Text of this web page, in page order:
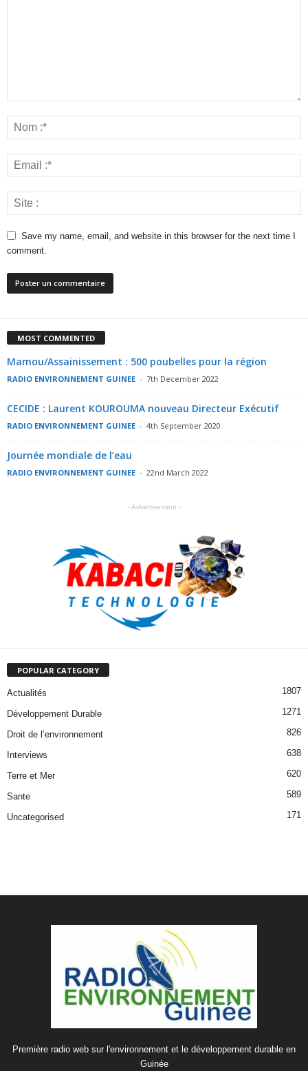
Save my name, email, and website in this browser for the next time I
comment.
MOST COMMENTED
Mamou/Assainissement : 500 poubelles pour la région
RADIO ENVIRONNEMENT GUINEE - 7th December 2022
CECIDE : Laurent KOUROUMA nouveau Directeur Exécutif
RADIO ENVIRONNEMENT GUINEE - 4th September 2020
Journée mondiale de l’eau
RADIO ENVIRONNEMENT GUINEE - 22nd March 2022
- Advertisement -
POPULAR CATEGORY
Actualités 1807
Développement Durable 1271
Droit de l’environnement 826
Interviews 638
Terre et Mer 620
Sante 589
Uncategorised 171
Première radio web sur l'environnement et le développement durable en
Guinée